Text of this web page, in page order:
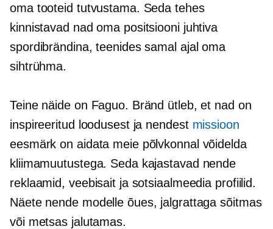
oma tooteid tutvustama. Seda tehes
kinnistavad nad oma positsiooni juhtiva
spordibrändina, teenides samal ajal oma
sihtrühma.
Teine näide on Faguo. Bränd ütleb, et nad on
inspireeritud loodusest ja nendest missioon
eesmärk on aidata meie põlvkonnal võidelda
kliimamuutustega. Seda kajastavad nende
reklaamid, veebisait ja sotsiaalmeedia profiilid.
Näete nende modelle õues, jalgrattaga sõitmas
või metsas jalutamas.